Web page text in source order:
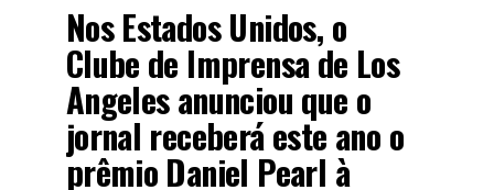
Nos Estados Unidos, o
Clube de Imprensa de Los
Angeles anunciou que o
jornal receberá este ano o
prêmio Daniel Pearl à